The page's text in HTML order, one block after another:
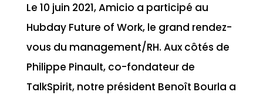
Le 10 juin 2021, Amicio a participé au
Hubday Future of Work, le grand rendez-
vous du management/RH. Aux côtés de
Philippe Pinault, co-fondateur de
TalkSpirit, notre président Benoît Bourla a